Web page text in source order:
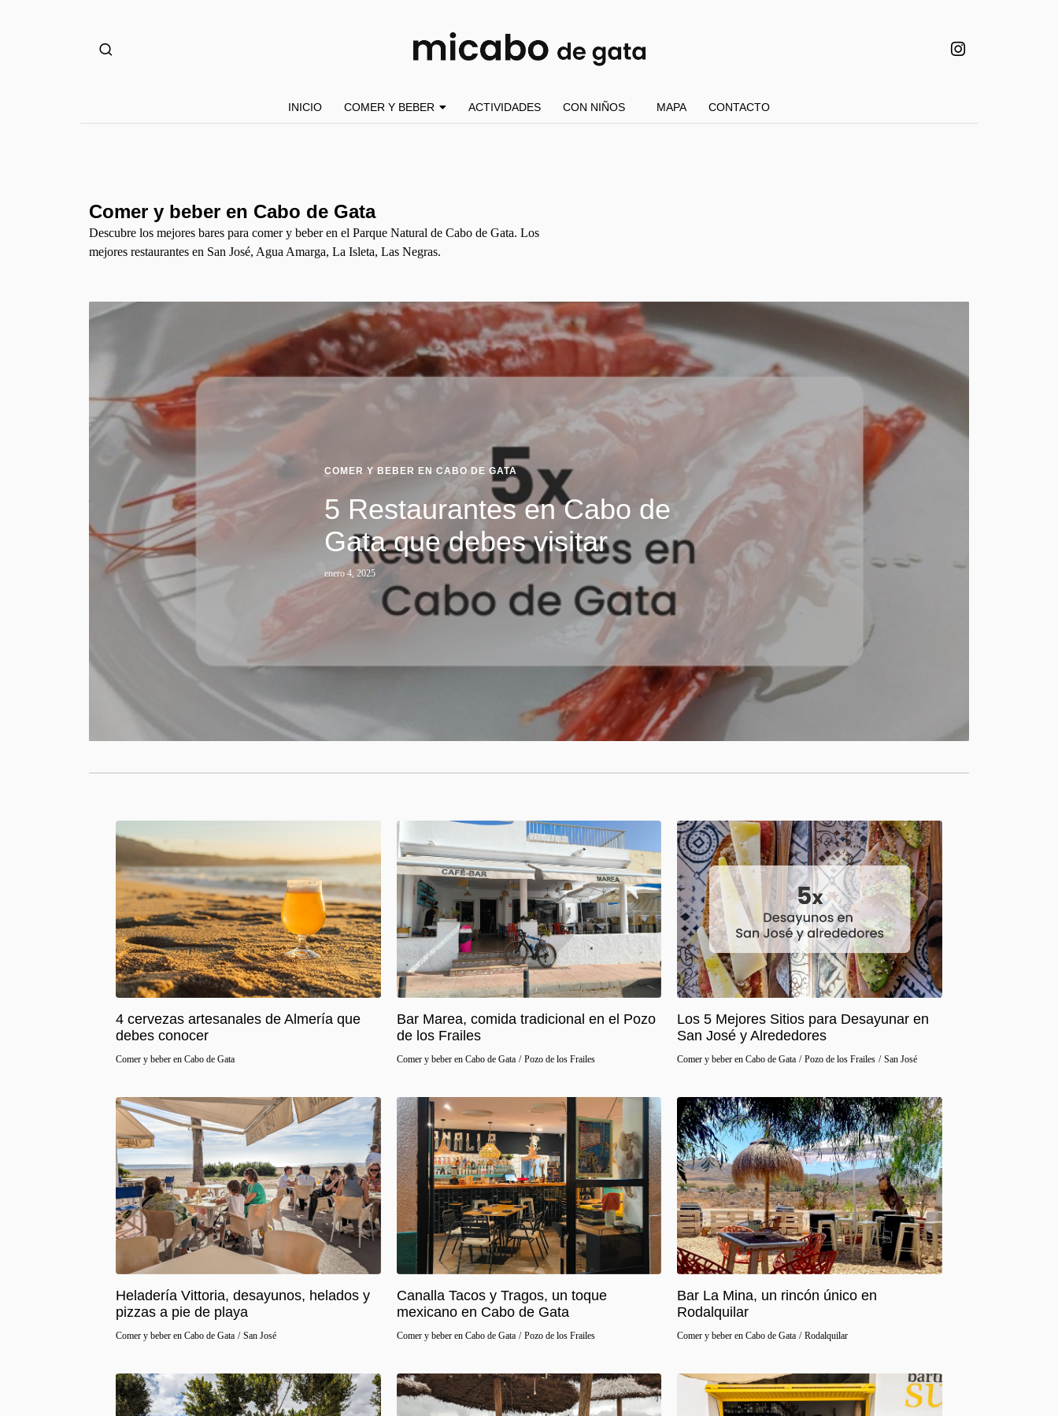
INICIO COMER Y BEBER ACTIVIDADES CON NIÑOS MAPA CONTACTO
Comer y beber en Cabo de Gata
Descubre los mejores bares para comer y beber en el Parque Natural de Cabo de Gata. Los
mejores restaurantes en San José, Agua Amarga, La Isleta, Las Negras.
COMER Y BEBER EN CABO DE GATA
5 Restaurantes en Cabo de
Gata que debes visitar
enero 4, 2025
4 cervezas artesanales de Almería que
debes conocer
Comer y beber en Cabo de Gata
Bar Marea, comida tradicional en el Pozo
de los Frailes
Comer y beber en Cabo de Gata / Pozo de los Frailes
Los 5 Mejores Sitios para Desayunar en
San José y Alrededores
Comer y beber en Cabo de Gata / Pozo de los Frailes / San José
Heladería Vittoria, desayunos, helados y
pizzas a pie de playa
Comer y beber en Cabo de Gata / San José
Canalla Tacos y Tragos, un toque
mexicano en Cabo de Gata
Comer y beber en Cabo de Gata / Pozo de los Frailes
Bar La Mina, un rincón único en
Rodalquilar
Comer y beber en Cabo de Gata / Rodalquilar